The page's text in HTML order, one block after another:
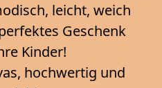
leicht, weich
Geschenk
Kinder!
hochwertig und